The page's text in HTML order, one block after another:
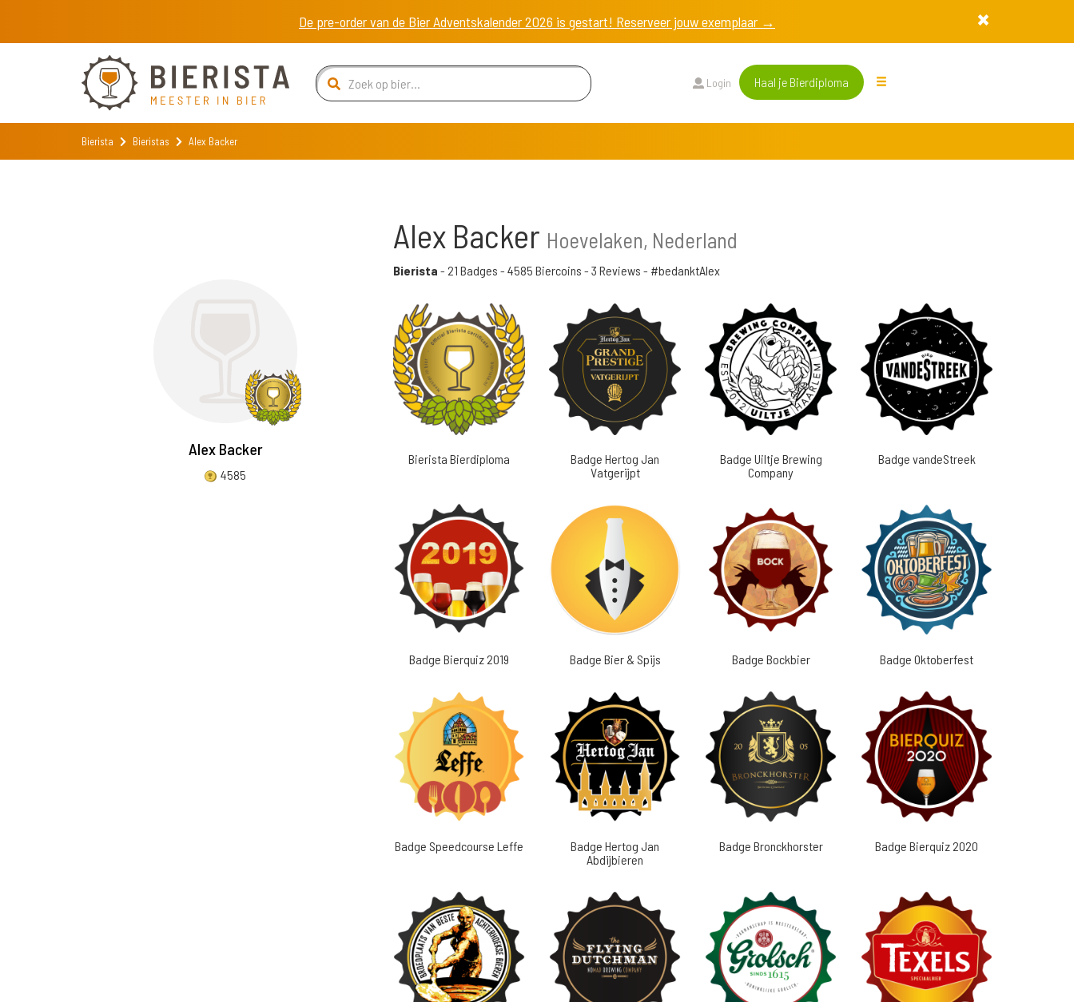
De pre-order van de Bier Adventskalender 2026 is gestart! Reserveer jouw exemplaar →
Login Haal je Bierdiploma
Bierista Bieristas Alex Backer
Alex Backer
4585
Alex Backer Hoevelaken, Nederland
Bierista - 21 Badges - 4585 Biercoins - 3 Reviews - #bedanktAlex
Bierista Bierdiploma
Badge Hertog Jan
Vatgerijpt
Badge Uiltje Brewing
Company
Badge vandeStreek
Badge Bierquiz 2019 Badge Bier & Spijs Badge Bockbier Badge Oktoberfest
Badge Speedcourse Leffe
Badge Hertog Jan
Abdijbieren
Badge Bronckhorster Badge Bierquiz 2020